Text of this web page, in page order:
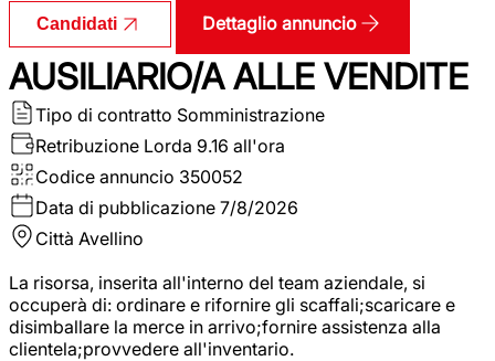
Candidati Dettaglio annuncio
AUSILIARIO/A ALLE VENDITE
Tipo di contratto Somministrazione
Retribuzione Lorda 9.16 all'ora
Codice annuncio 350052
Data di pubblicazione 7/8/2026
Città Avellino
La risorsa, inserita all'interno del team aziendale, si
occuperà di: ordinare e rifornire gli scaffali;scaricare e
disimballare la merce in arrivo;fornire assistenza alla
clientela;provvedere all'inventario.